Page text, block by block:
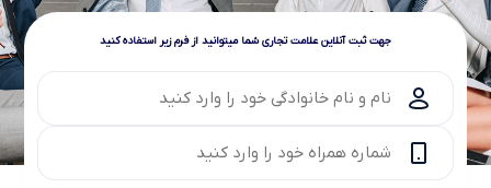
جهت ثبت آنلاین علامت تجاری شما میتوانید از فرم زیر استفاده کنید